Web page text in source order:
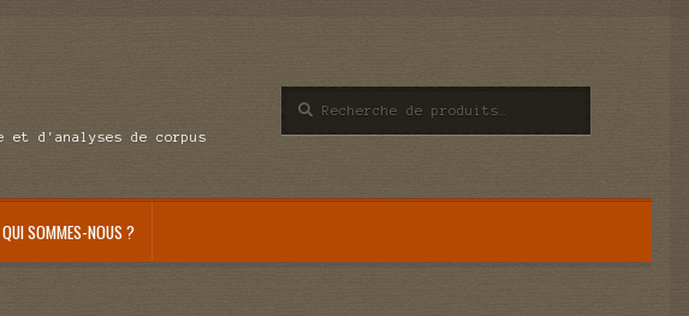
et d'analyses de corpus
pour :
QUI SOMMES-NOUS ?